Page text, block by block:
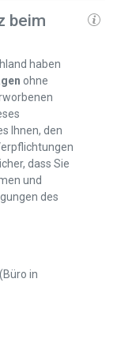
beim
haben
ohne
Ihnen, den
dass Sie
und
des
in